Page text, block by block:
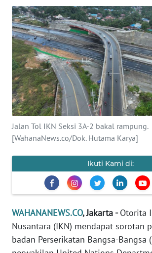
Jalan Tol IKN Seksi 3A-2 bakal rampung.
[WahanaNews.co/Dok. Hutama Karya]
Ikuti Kami di:
WAHANANEWS.CO, Jakarta -Otorita
Nusantara (IKN) mendapat sorotan
badan Perserikatan Bangsa-Bangsa
EKUIN
SAINS-TEKNO
KESEHATAN
INTERNASIONAL
SERBA-SERBI
PENDIDIKAN
OLAHRAGA
EDITORIAL